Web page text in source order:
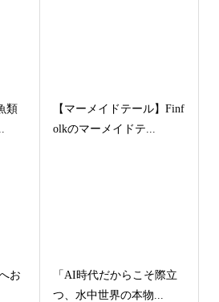
類
【マーメイドテール】Finf
olkのマーメイドテ...
お
「AI時代だからこそ際立
つ、水中世界の本物...